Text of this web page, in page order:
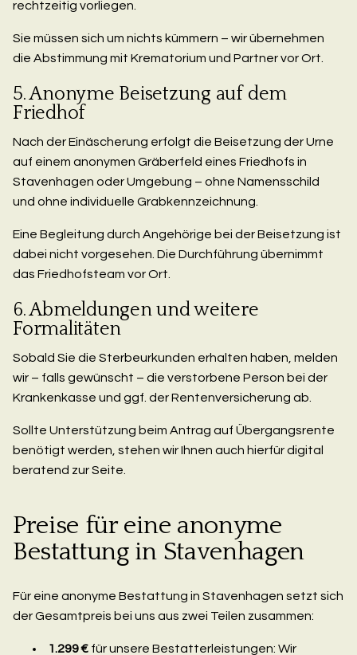
rechtzeitig vorliegen.
Sie müssen sich um nichts kümmern – wir übernehmen
die Abstimmung mit Krematorium und Partner vor Ort.
5. Anonyme Beisetzung auf dem
Friedhof
Nach der Einäscherung erfolgt die Beisetzung der Urne
auf einem anonymen Gräberfeld eines Friedhofs in
Stavenhagen oder Umgebung – ohne Namensschild
und ohne individuelle Grabkennzeichnung.
Eine Begleitung durch Angehörige bei der Beisetzung ist
dabei nicht vorgesehen. Die Durchführung übernimmt
das Friedhofsteam vor Ort.
6. Abmeldungen und weitere
Formalitäten
Sobald Sie die Sterbeurkunden erhalten haben, melden
wir – falls gewünscht – die verstorbene Person bei der
Krankenkasse und ggf. der Rentenversicherung ab.
Sollte Unterstützung beim Antrag auf Übergangsrente
benötigt werden, stehen wir Ihnen auch hierfür digital
beratend zur Seite.
Preise für eine anonyme
Bestattung in Stavenhagen
Für eine anonyme Bestattung in Stavenhagen setzt sich
der Gesamtpreis bei uns aus zwei Teilen zusammen:
1.299 € für unsere Bestatterleistungen: Wir